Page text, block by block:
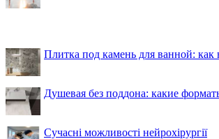
Плитка под камень для ванной: как
Душевая без поддона: какие
Сучасні можливості нейрохірургії